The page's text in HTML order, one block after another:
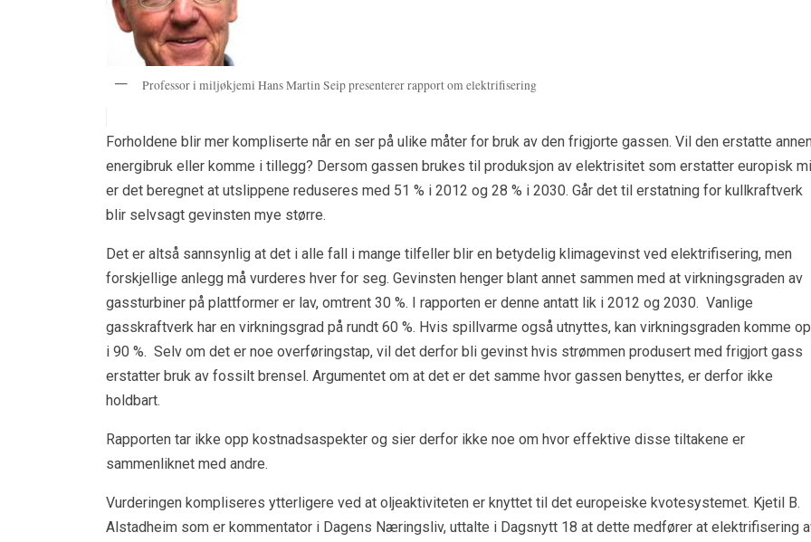
Professor i miljøkjemi Hans Martin Seip presenterer rapport om elektrifisering
Forholdene blir mer kompliserte når en ser på ulike måter for bruk av den frigjorte gassen. Vil den erstatte
energibruk eller komme i tillegg? Dersom gassen brukes til produksjon av elektrisitet som erstatter europisk
er det beregnet at utslippene reduseres med 51 % i 2012 og 28 % i 2030. Går det til erstatning for kullkraftverk
blir selvsagt gevinsten mye større.
Det er altså sannsynlig at det i alle fall i mange tilfeller blir en betydelig klimagevinst ved elektrifisering, men
forskjellige anlegg må vurderes hver for seg. Gevinsten henger blant annet sammen med at virkningsgraden av
gassturbiner på plattformer er lav, omtrent 30 %. I rapporten er denne antatt lik i 2012 og 2030. Vanlige
gasskraftverk har en virkningsgrad på rundt 60 %. Hvis spillvarme også utnyttes, kan virkningsgraden komme
i 90 %. Selv om det er noe overføringstap, vil det derfor bli gevinst hvis strømmen produsert med frigjort gass
erstatter bruk av fossilt brensel. Argumentet om at det er det samme hvor gassen benyttes, er derfor ikke
holdbart.
Rapporten tar ikke opp kostnadsaspekter og sier derfor ikke noe om hvor effektive disse tiltakene er
sammenliknet med andre.
Vurderingen kompliseres ytterligere ved at oljeaktiviteten er knyttet til det europeiske kvotesystemet. Kjetil B.
Alstadheim som er kommentator i Dagens Næringsliv, uttalte i Dagsnytt 18 at dette medfører at elektrifisering